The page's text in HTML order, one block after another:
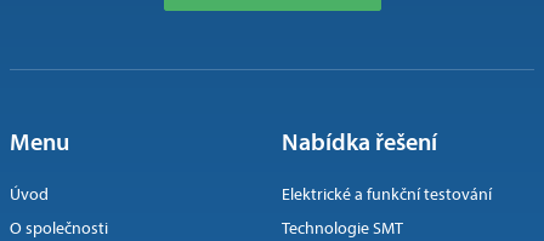
Menu
Úvod
O společnosti
Nabídka řešení
Elektrické a funkční testování
Technologie SMT